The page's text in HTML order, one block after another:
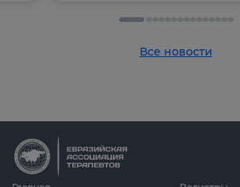
Все новости